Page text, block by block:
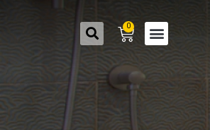
0